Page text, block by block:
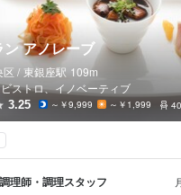
ン アノレーブ
区 / 東銀座駅 109m
ストロ、イノベーティブ
3.25 ～￥9,999 ～￥1,999
調理師・調理スタッフ